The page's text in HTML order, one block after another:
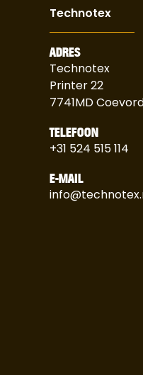
Technotex
ADRES
Technotex
Printer 22
7741MD
TELEFOON
+31 524 515 114
E-MAIL